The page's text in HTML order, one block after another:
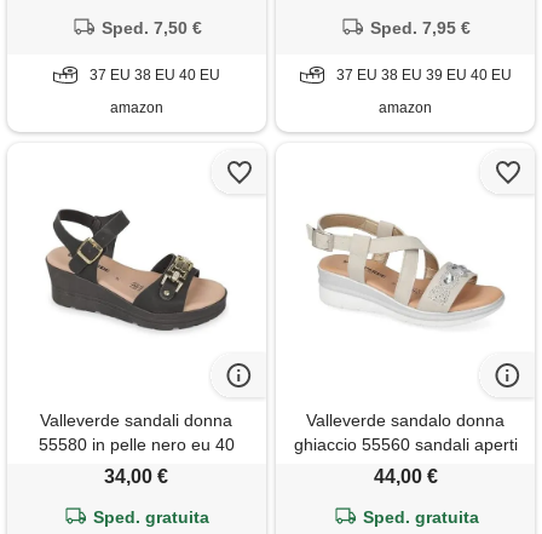
(cuoio, sistema taglie
numero, media, 38)
Sped. 7,50 €
37 EU 38 EU 40 EU
amazon
estate. Eu 37
Sped. 7,95 €
37 EU 38 EU 39 EU 40 EU
amazon
Valleverde sandali donna
55580 in pelle nero eu 40
34,00 €
Sped. gratuita
Valleverde sandalo donna
ghiaccio 55560 sandali aperti
estivi donna fondo zeppa
(ghiaccio, sistema taglie
44,00 €
Sped. gratuita